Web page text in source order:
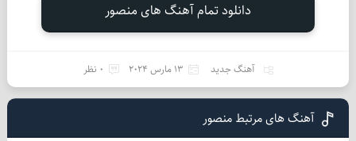
دانلود تمام آهنگ های منصور
آهنگ جدید 13 مارس 2024 0 نظر
آهنگ های مرتبط منصور